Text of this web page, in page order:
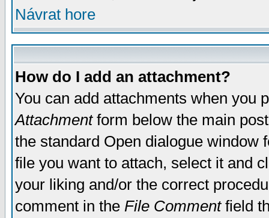
Návrat hore
How do I add an attachment?
You can add attachments when you
Attachmentform below the main
the standard Open dialogue window
file you want to attach, select it and
your liking and/or the correct
comment in the File Commentfield